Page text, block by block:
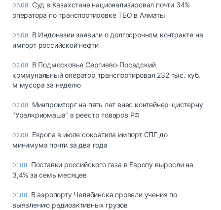
06.08 Суд в Казахстане национализировал почти 34%
оператора по транспортировке ТБО в Алматы
05.08 В Индонезии заявили о долгосрочном контракте на
импорт российской нефти
02.08 В Подмосковье Сергиево-Посадский
коммунальный оператор транспортировал 232 тыс. куб.
м мусора за неделю
02.08 Минпромторг на пять лет внес контейнер-цистерну
"Уралкриомаша" в реестр товаров РФ
02.08 Европа в июле сократила импорт СПГ до
минимума почти за два года
01.08 Поставки российского газа в Европу выросли на
3,4% за семь месяцев
01.08 В аэропорту Челябинска провели учения по
выявлению радиоактивных грузов